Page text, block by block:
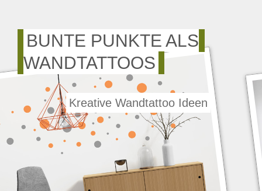
BUNTE PUNKTE ALS
WANDTATTOOS
Kreative Wandtattoo Ideen